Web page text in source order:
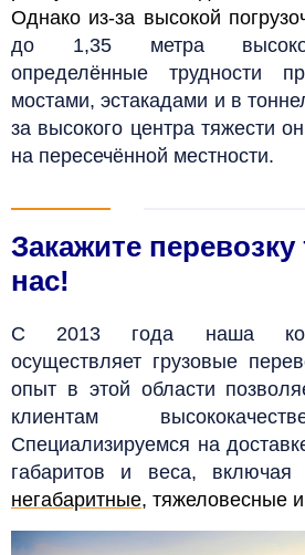
Однако из-за высокой
до 1,35 метра
определённые трудности
мостами, эстакадами и в
за высокого центра тяжести
на пересечённой местности.
Закажите
нас!
С 2013 года наша
осуществляет грузовые
опыт в этой области
клиентам
Специализируемся на
габаритов и веса, включая
негабаритные, тяжеловесные и